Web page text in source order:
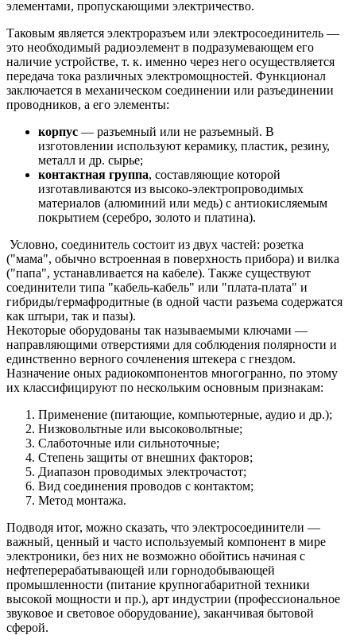
элементами, пропускающими электричество.
Таковым является электроразъем или электросоединитель —
это необходимый радиоэлемент в подразумевающем его
наличие устройстве, т. к. именно через него осуществляется
передача тока различных электромощностей. Функционал
заключается в механическом соединении или разъединении
проводников, а его элементы:
корпус — разъемный или не разъемный. В
изготовлении используют керамику, пластик, резину,
металл и др. сырье;
контактная группа, составляющие которой
изготавливаются из высоко-электропроводимых
материалов (алюминий или медь) с антиокисляемым
покрытием (серебро, золото и платина).
Условно, соединитель состоит из двух частей: розетка
("мама", обычно встроенная в поверхность прибора) и вилка
("папа", устанавливается на кабеле). Также существуют
соединители типа "кабель-кабель" или "плата-плата" и
гибриды/гермафродитные (в одной части разъема содержатся
как штыри, так и пазы).
Некоторые оборудованы так называемыми ключами —
направляющими отверстиями для соблюдения полярности и
единственно верного сочленения штекера с гнездом.
Назначение оных радиокомпонентов многогранно, по этому
их классифицируют по нескольким основным признакам:
Применение (питающие, компьютерные, аудио и др.);
Низковольтные или высоковольтные;
Слаботочные или сильноточные;
Степень защиты от внешних факторов;
Диапазон проводимых электрочастот;
Вид соединения проводов с контактом;
Метод монтажа.
Подводя итог, можно сказать, что электросоединители —
важный, ценный и часто используемый компонент в мире
электроники, без них не возможно обойтись начиная с
нефтеперерабатывающей или горнодобывающей
промышленности (питание крупногабаритной техники
высокой мощности и пр.), арт индустрии (профессиональное
звуковое и световое оборудование), заканчивая бытовой
сферой.